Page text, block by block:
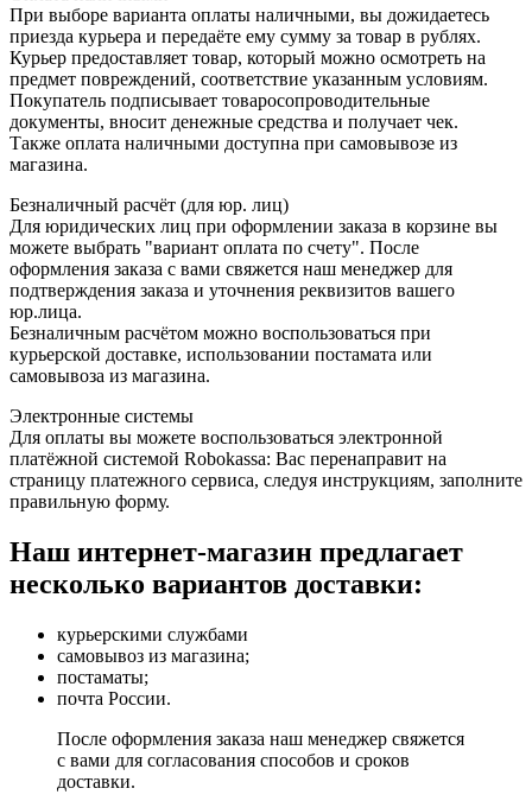
При выборе варианта оплаты наличными, вы дожидаетесь
приезда курьера и передаёте ему сумму за товар в рублях.
Курьер предоставляет товар, который можно осмотреть на
предмет повреждений, соответствие указанным условиям.
Покупатель подписывает товаросопроводительные
документы, вносит денежные средства и получает чек.
Также оплата наличными доступна при самовывозе из
магазина.
Безналичный расчёт (для юр. лиц)
Для юридических лиц при оформлении заказа в корзине вы
можете выбрать "вариант оплата по счету". После
оформления заказа с вами свяжется наш менеджер для
подтверждения заказа и уточнения реквизитов вашего
юр.лица.
Безналичным расчётом можно воспользоваться при
курьерской доставке, использовании постамата или
самовывоза из магазина.
Электронные системы
Для оплаты вы можете воспользоваться электронной
платёжной системой Robokassa: Вас перенаправит на
страницу платежного сервиса, следуя инструкциям, заполните
правильную форму.
Наш интернет-магазин предлагает
несколько вариантов доставки:
курьерскими службами
самовывоз из магазина;
постаматы;
почта России.
После оформления заказа наш менеджер свяжется
с вами для согласования способов и сроков
доставки.